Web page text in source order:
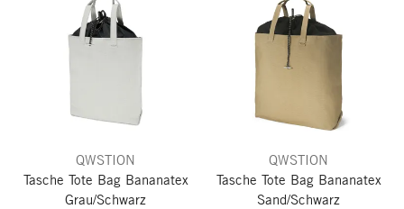
QWSTION
Tasche Tote Bag Bananatex
Grau/Schwarz
QWSTION
Tasche Tote Bag Bananatex
Sand/Schwarz